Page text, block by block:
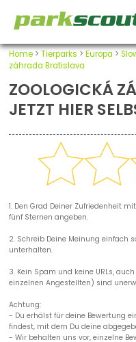
Home> Tierparks > Europa >
záhrada Bratislava
ZOOLOGICKÁ
JETZT HIER
1. Den Grad Deiner Zufriedenheit
fünf Sternen angeben.
2. Schreib Deine Meinung einfach
unterhalten.
3. Kein Spam und keine URLs,
einzelnen Angestellten) sind
Achtung:
- Du erhälst für deine Bewertung
findest, mit dem Du deine
- Wir behalten uns vor, einzelne